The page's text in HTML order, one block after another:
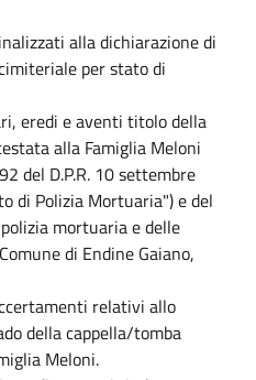
alla dichiarazione di
per stato di
eredi e aventi titolo della
alla Famiglia Meloni
del D.P.R. 10 settembre
di Polizia Mortuaria") e del
mortuaria e delle
di Endine Gaiano,
relativi allo
della cappella/tomba
Meloni.